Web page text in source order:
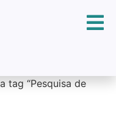
tag “Pesquisa de